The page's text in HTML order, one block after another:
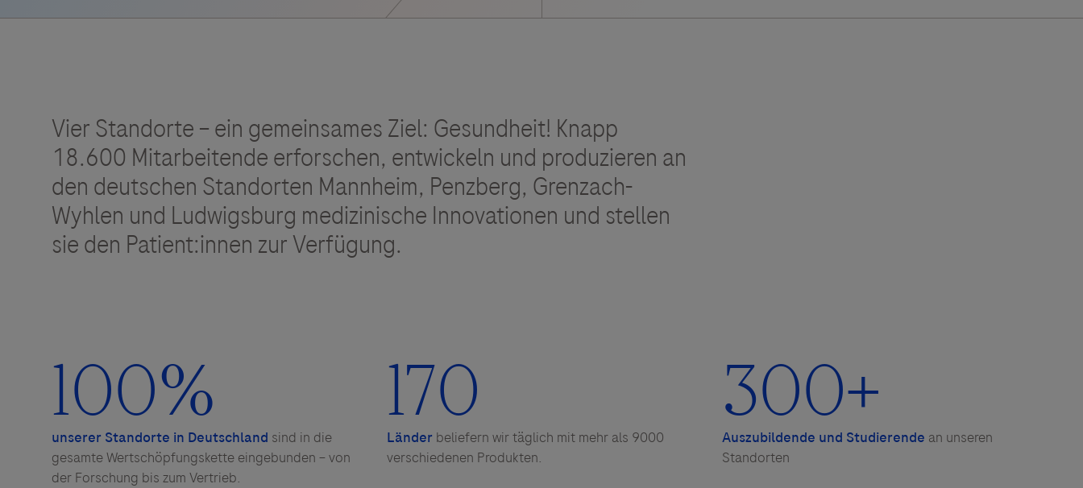
Podcast
Vier Standorte – ein gemeinsames Ziel: Gesundheit! Knapp
18.600 Mitarbeitende erforschen, entwickeln und produzieren an
den deutschen Standorten Mannheim, Penzberg, Grenzach-
Wyhlen und Ludwigsburg medizinische Innovationen und stellen
sie den Patient:innen zur Verfügung.
100%
unserer Standorte in Deutschland sind in die
gesamte Wertschöpfungskette eingebunden – von
der Forschung bis zum Vertrieb.
300+
Auszubildende und Studierende an unseren
Standorten
170
Länder beliefern wir täglich mit mehr als 9000
verschiedenen Produkten.